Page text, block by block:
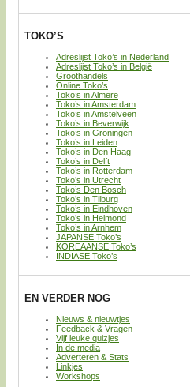
TOKO’S
Adreslijst Toko’s in Nederland
Adreslijst Toko’s in België
Groothandels
Online Toko’s
Toko’s in Almere
Toko’s in Amsterdam
Toko’s in Amstelveen
Toko’s in Beverwijk
Toko’s in Groningen
Toko’s in Leiden
Toko’s in Den Haag
Toko’s in Delft
Toko’s in Rotterdam
Toko’s in Utrecht
Toko’s Den Bosch
Toko’s in Tilburg
Toko’s in Eindhoven
Toko’s in Helmond
Toko’s in Arnhem
JAPANSE Toko’s
KOREAANSE Toko’s
INDIASE Toko’s
EN VERDER NOG
Nieuws & nieuwtjes
Feedback & Vragen
Vijf leuke quizjes
In de media
Adverteren & Stats
Linkjes
Workshops